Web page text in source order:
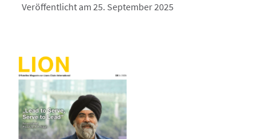
Veröffentlicht am 25. September 2025